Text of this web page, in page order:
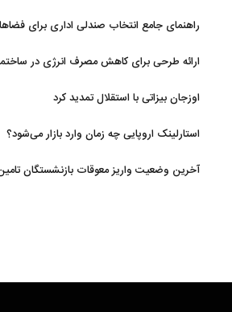
راهنمای جامع انتخاب صندلی اداری برای
ارائه طرحی برای کاهش مصرف انرژی در
اوزجان بیزاتی با استقلال تمدید کرد
استارلینک اروپایی چه زمان وارد بازار می‌شود؟
آخرین وضعیت واریز معوقات بازنشستگان